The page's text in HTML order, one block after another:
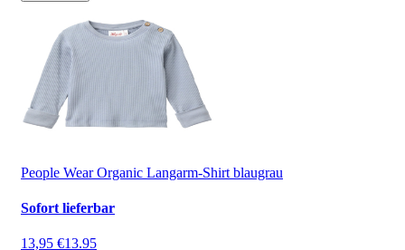
People Wear Organic Langarm-Shirt blaugrau
Sofort lieferbar
13,95 €13.95